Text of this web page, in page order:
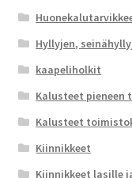
Hyllyjen,
kaapeliholkit
Kalusteet
Kalusteet
Kiinnikkeet
Kiinnikkeet lasille